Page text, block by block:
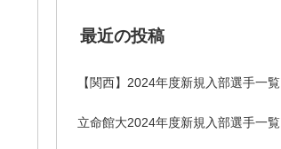
最近の投稿
【関西】2024年度新規入部選手一覧
立命館大2024年度新規入部選手一覧